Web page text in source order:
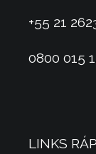
+55 21
0800 015
LINKS